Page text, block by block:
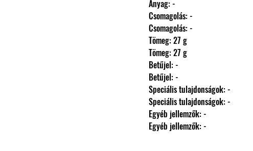
                Anyag: -
                Csomagolás: -
                Csomagolás: -
                Tömeg: 27 g
                Tömeg: 27 g
                Betűjel: -
                Betűjel: -
                Speciális tulajdonságok: -
                Speciális tulajdonságok: -
                Egyéb jellemzők: -
                Egyéb jellemzők: -